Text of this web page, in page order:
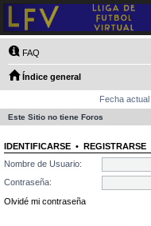
FAQ
Índice general
Fecha
Este Sitio no tiene Foros
IDENTIFICARSE • REGISTRARSE
Nombre de Usuario:
Contraseña:
Olvidé mi contraseña